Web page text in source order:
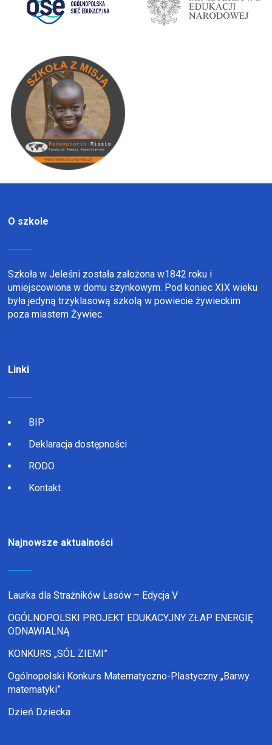
O szkole
Szkoła w Jeleśni została założona w1842 roku i
umiejscowiona w domu szynkowym. Pod koniec XIX wieku
była jedyną trzyklasową szkolą w powiecie żywieckim
poza miastem Żywiec.
Linki
BIP
Deklaracja dostępności
RODO
Kontakt
Najnowsze aktualności
Laurka dla Strażników Lasów – Edycja V
OGÓLNOPOLSKI PROJEKT EDUKACYJNY ZŁAP ENERGIĘ
ODNAWIALNĄ
KONKURS „SÓL ZIEMI”
Ogólnopolski Konkurs Matematyczno-Plastyczny „Barwy
matematyki”
Dzień Dziecka